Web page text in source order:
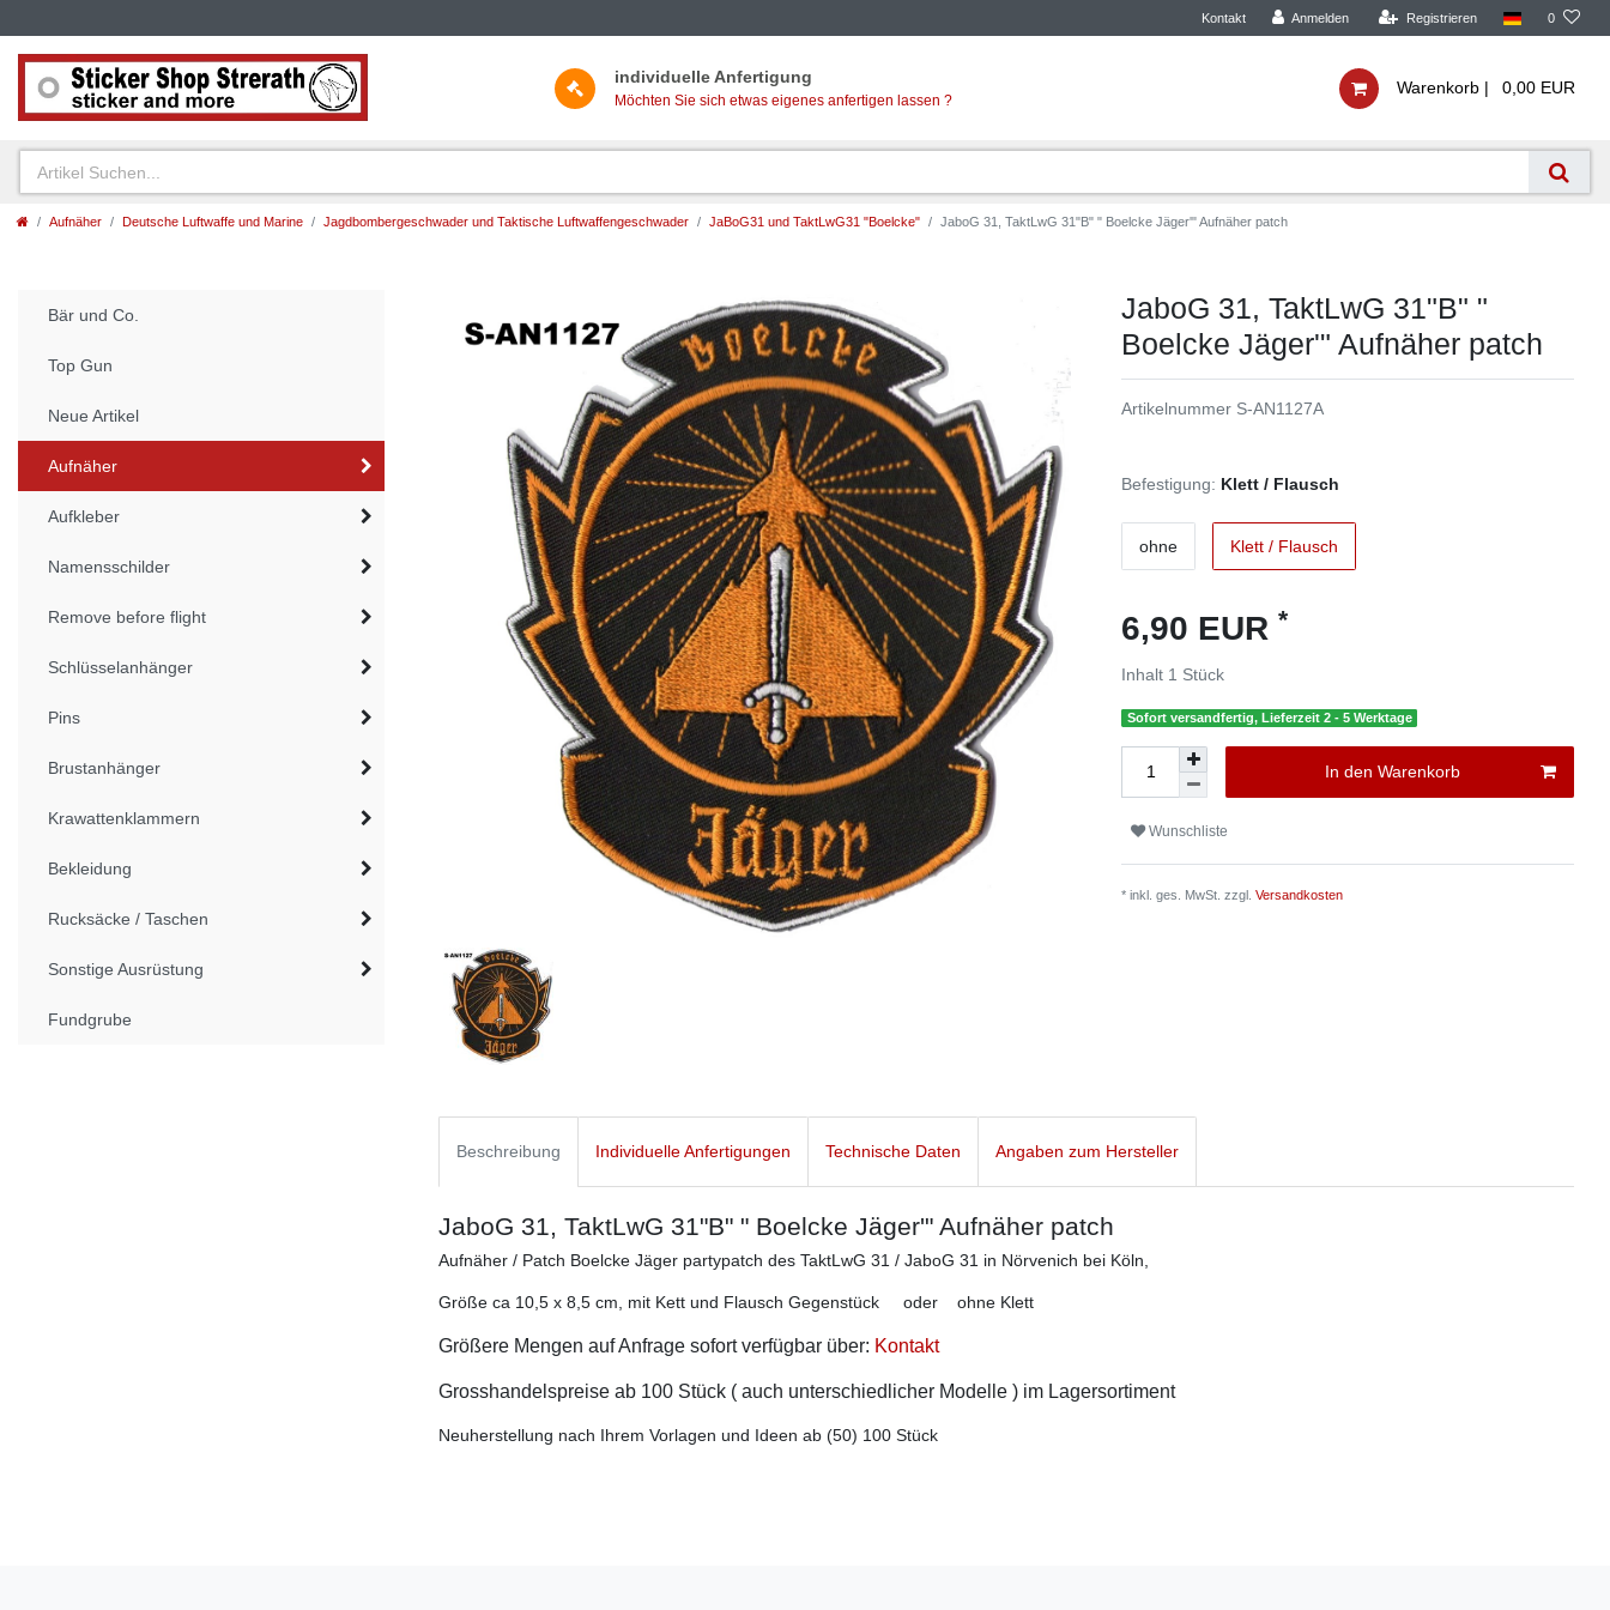
Kontakt Anmelden Registrieren 0
individuelle Anfertigung
Möchten Sie sich etwas eigenes anfertigen lassen ?
Warenkorb | 0,00 EUR
Aufnäher Deutsche Luftwaffe und Marine Jagdbombergeschwader und Taktische Luftwaffengeschwader JaBoG31 und TaktLwG31 "Boelcke" JaboG 31, TaktLwG 31"B" " Boelcke Jäger'" Aufnäher patch
Bär und Co.
Top Gun
Neue Artikel
Aufnäher
Aufkleber
Namensschilder
Remove before flight
Schlüsselanhänger
Pins
Brustanhänger
Krawattenklammern
Bekleidung
Rucksäcke / Taschen
Sonstige Ausrüstung
Fundgrube
JaboG 31, TaktLwG 31"B" "
Boelcke Jäger'" Aufnäher patch
Artikelnummer S-AN1127A
Befestigung: Klett / Flausch
ohne Klett / Flausch
6,90 EUR *
Inhalt 1 Stück
Sofort versandfertig, Lieferzeit 2 - 5 Werktage
In den Warenkorb
Wunschliste
* inkl. ges. MwSt. zzgl.Versandkosten
Beschreibung Individuelle Anfertigungen Technische Daten Angaben zum Hersteller
JaboG 31, TaktLwG 31"B" " Boelcke Jäger'" Aufnäher patch
Aufnäher / Patch Boelcke Jäger partypatch des TaktLwG 31 / JaboG 31 in Nörvenich bei Köln,
Größe ca 10,5 x 8,5 cm, mit Kett und Flausch Gegenstück oder ohne Klett
Größere Mengen auf Anfrage sofort verfügbar über: Kontakt
Grosshandelspreise ab 100 Stück ( auch unterschiedlicher Modelle ) im Lagersortiment
Neuherstellung nach Ihrem Vorlagen und Ideen ab (50) 100 Stück